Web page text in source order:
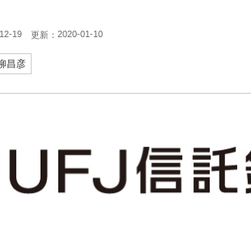
19 更新： 2020-01-10
昌彦